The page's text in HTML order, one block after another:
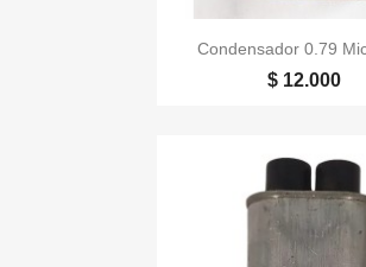
Vista
Condensador 0.79
$ 12.000